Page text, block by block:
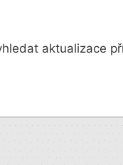
aktualizace